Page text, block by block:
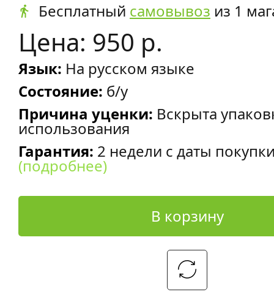
Бесплатный самовывоз из 1
Цена: 950 р.
Язык: На русском языке
Состояние: б/у
Причина уценки: Вскрыта
использования
Гарантия: 2 недели с даты
(подробнее)
В корзину